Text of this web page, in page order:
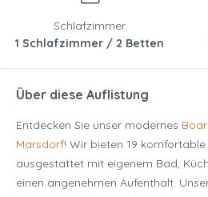
Schlafzimmer
1 Schlafzimmer / 2 Betten
Über diese Auflistung
Entdecken Sie unser modernes
Marsdorf! Wir bieten 19
ausgestattet mit eigenem Bad,
einen angenehmen Aufenthalt.